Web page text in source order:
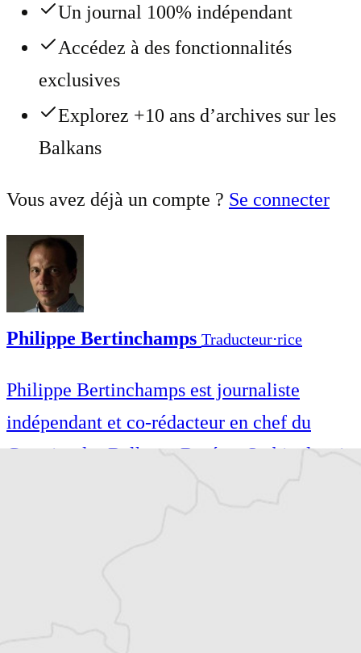
Un journal 100% indépendant
Accédez à des fonctionnalités
exclusives
Explorez +10 ans d’archives sur les
Balkans
Vous avez déjà un compte ? Se connecter
Philippe Bertinchamps Traducteur⋅rice
Philippe Bertinchamps est journaliste
indépendant et co-rédacteur en chef du
Courrier des Balkans. Basé en Serbie depuis